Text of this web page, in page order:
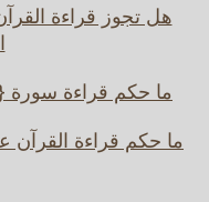
هل تجوز قراءة
ما حكم قراءة سورة
ما حكم قراءة القرآن